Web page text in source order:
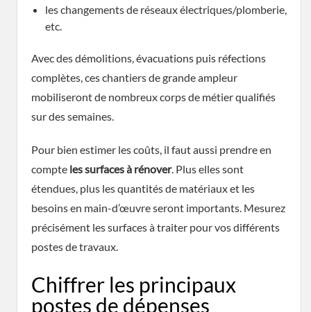
les changements de réseaux électriques/plomberie,
etc.
Avec des démolitions, évacuations puis réfections
complètes, ces chantiers de grande ampleur
mobiliseront de nombreux corps de métier qualifiés
sur des semaines.
Pour bien estimer les coûts, il faut aussi prendre en
compte les surfaces à rénover. Plus elles sont
étendues, plus les quantités de matériaux et les
besoins en main-d’œuvre seront importants. Mesurez
précisément les surfaces à traiter pour vos différents
postes de travaux.
Chiffrer les principaux
postes de dépenses